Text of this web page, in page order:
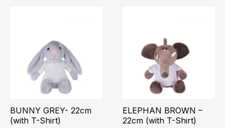
BUNNY GREY- 22cm
(with T-Shirt)
ELEPHAN BROWN –
22cm (with T-Shirt)